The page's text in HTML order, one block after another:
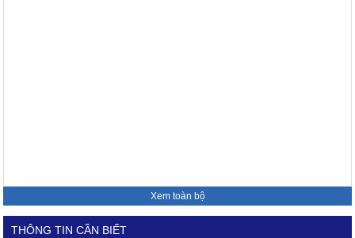
Xem toàn bộ
THÔNG TIN CẦN BIẾT